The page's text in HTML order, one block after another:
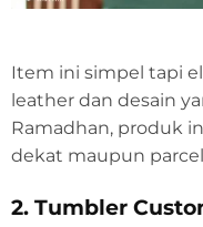
Item ini simpel tapi
leather dan desain
Ramadhan, produk
dekat maupun
2. Tumbler